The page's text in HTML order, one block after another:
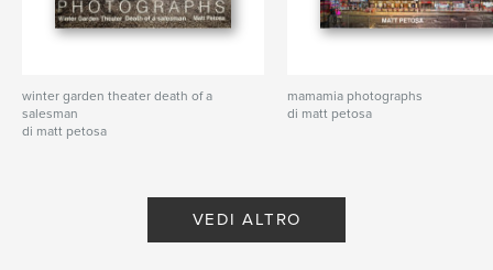
winter garden theater death of a
salesman
di matt petosa
mamamia photographs
di matt petosa
VEDI ALTRO